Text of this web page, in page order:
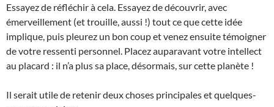
Essayez de réfléchir à cela. Essayez de découvrir, avec
émerveillement (et trouille, aussi !) tout ce que cette idée
implique, puis pleurez un bon coup et venez ensuite témoigner
de votre ressenti personnel. Placez auparavant votre intellect
au placard : il n’a plus sa place, désormais, sur cette planète !
Il serait utile de retenir deux choses principales et quelques-